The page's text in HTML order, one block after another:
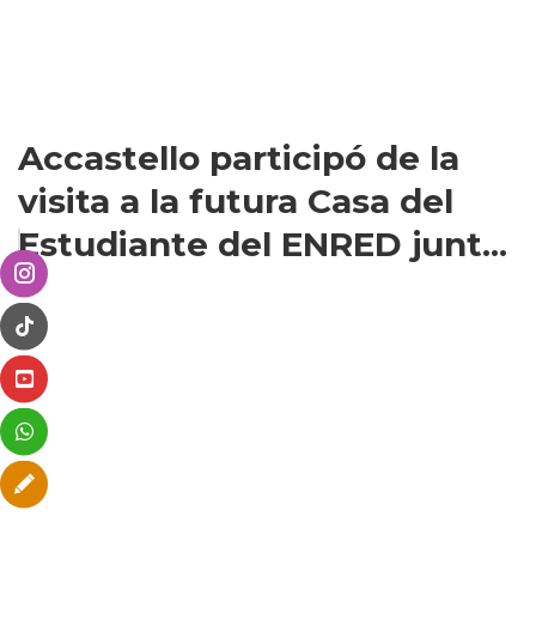
Accastello participó de la
visita a la futura Casa del
Estudiante del ENRED junt...